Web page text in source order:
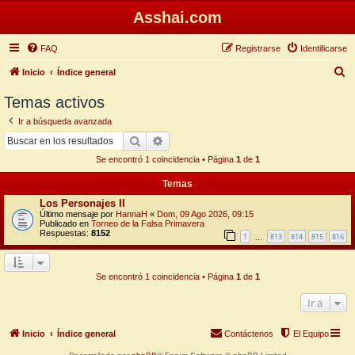
Asshai.com
FAQ Identificarse
Registrarse
Inicio Índice general
Temas activos
Ir a búsqueda avanzada
Buscar
Se encontró 1 coincidencia • Página 1de 1
Temas
Los Personajes II
Último mensaje por HannaH « Dom, 09 Ago 2026, 09:15
Publicado en Torneo de la Falsa Primavera
Respuestas: 8152 1 813 814 815 816
Se encontró 1 coincidencia • Página 1de 1
Ir a
Inicio Índice general El Equipo
Contáctenos